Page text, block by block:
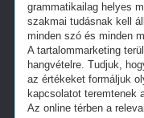
grammatikailag helyes
szakmai tudásnak kell
minden szó és minden
A tartalommarketing
hangvételre. Tudjuk,
az értékeket formáljuk
kapcsolatot teremtenek
Az online térben a